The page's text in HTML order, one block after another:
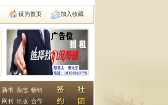
设为首页 加入收藏
新书 杂志 畅销
网刊
出版 合作